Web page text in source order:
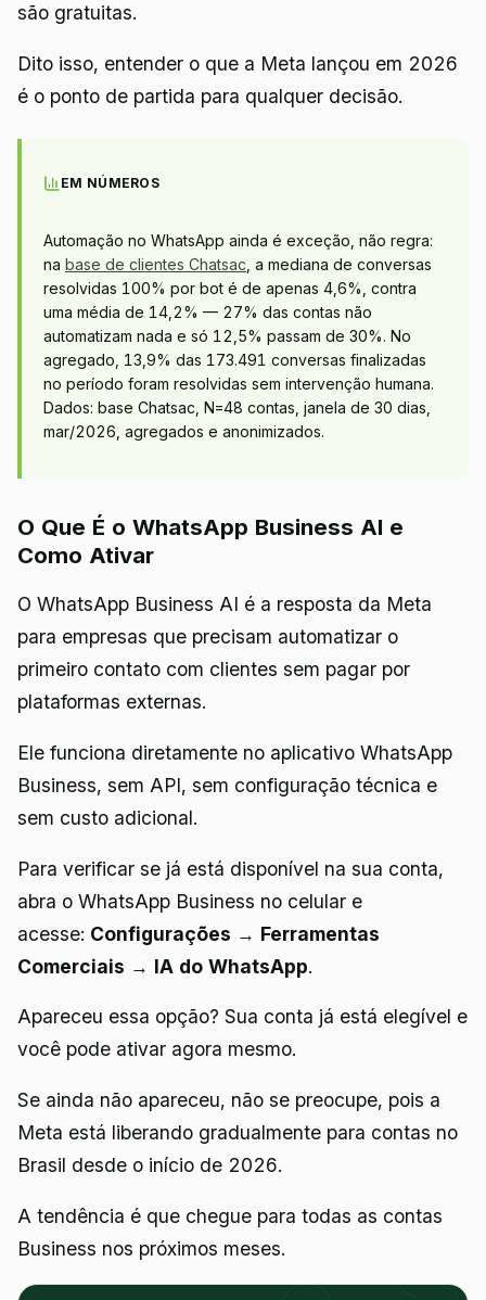
são gratuitas.
Dito isso, entender o que a Meta lançou em 2026
é o ponto de partida para qualquer decisão.
EM NÚMEROS
Automação no WhatsApp ainda é exceção, não regra:
na base de clientes Chatsac , a mediana de conversas
resolvidas 100% por bot é de apenas 4,6%, contra
uma média de 14,2% — 27% das contas não
automatizam nada e só 12,5% passam de 30%. No
agregado, 13,9% das 173.491 conversas finalizadas
no período foram resolvidas sem intervenção humana.
Dados: base Chatsac, N=48 contas, janela de 30 dias,
mar/2026, agregados e anonimizados.
O Que É o WhatsApp Business AI e
Como Ativar
O WhatsApp Business AI é a resposta da Meta
para empresas que precisam automatizar o
primeiro contato com clientes sem pagar por
plataformas externas.
Ele funciona diretamente no aplicativo WhatsApp
Business, sem API, sem configuração técnica e
sem custo adicional.
Para verificar se já está disponível na sua conta,
abra o WhatsApp Business no celular e
acesse: Configurações → Ferramentas
Comerciais → IA do WhatsApp.
Apareceu essa opção? Sua conta já está elegível e
você pode ativar agora mesmo.
Se ainda não apareceu, não se preocupe, pois a
Meta está liberando gradualmente para contas no
Brasil desde o início de 2026.
A tendência é que chegue para todas as contas
Business nos próximos meses.